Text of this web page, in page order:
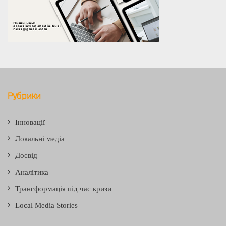
Рубрики
Інновації
Локальні медіа
Досвід
Аналітика
Трансформація під час кризи
Local Media Stories